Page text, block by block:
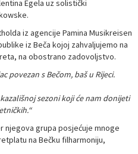
Egela uz solistički
iz agencije Pamina Musikreisen
iz Beča kojoj zahvaljujemo na
na obostrano zadovoljstvo.
povezan s Bečom, baš u Rijeci.
sezoni koji će nam donijeti
njegova grupa posjećuje mnoge
na Bečku filharmoniju,